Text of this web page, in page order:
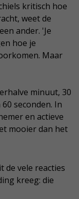
kritisch hoe
weet de
ander. 'Je
hoe je
Maar
minuut, 30
seconden. In
en actieve
mooier dan het
de vele reacties
kreeg: die